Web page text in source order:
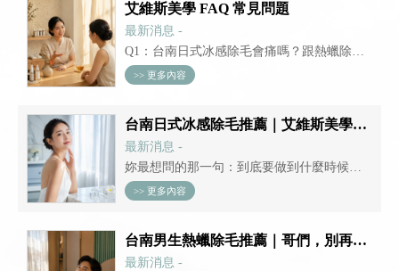
到做臉就害怕——怕痛、怕紅腫、怕被擠...
艾維斯美學 FAQ 常見問題
最新消息 -
Q1：台南日式冰感除毛會痛嗎？跟熱蠟除毛
差在哪？ 這是每一位第一次踏進台南日式冰
像是在敷一片冰涼面膜。 日式冰感除毛的施
作過程...
>> 更多內容
台南日式冰感除毛推薦｜艾維斯美學半永久除毛保固：做超過20次就永久保固，敢保證代表真有效
最新消息 -
妳最想問的那一句：到底要做到什麼時候才
能真正告別毛毛？ 妳是不是也有過這種猶豫
久？會不會到頭來還是一場空？」 如果有
一...
>> 更多內容
台南男生熱蠟除毛推薦｜哥們，別再自己亂刮了——專業男性除毛讓你這個夏天從此清爽自信
最新消息 -